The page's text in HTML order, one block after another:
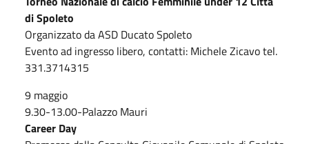
di Spoleto
Organizzato da ASD Ducato Spoleto
Evento ad ingresso libero, contatti: Michele Zicavo tel.
331.3714315
9 maggio
9.30-13.00-Palazzo Mauri
Career Day